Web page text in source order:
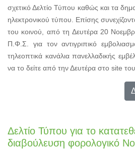
σχετικό Δελτίο Τύπου καθώς και τα
ηλεκτρονικού τύπου. Επίσης
του κοινού, από τη Δευτέρα 20
Π.Φ.Σ. για τον αντιγριπικό
τηλεοπτικά κανάλια πανελλαδικής
να το δείτε από την Δευτέρα στο site
Δελτίο Τύπου για το
διαβούλευση φορολογικό